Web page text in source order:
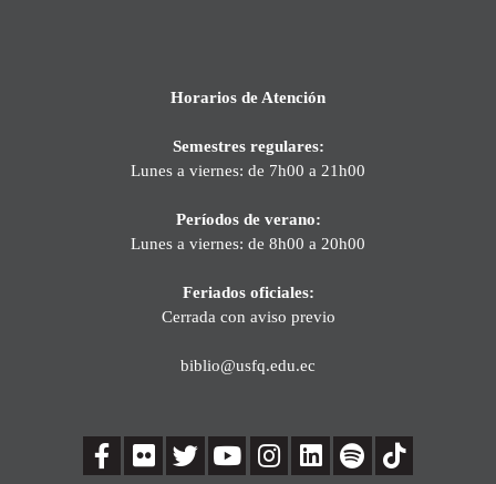
Horarios de Atención
Semestres regulares:
Lunes a viernes: de 7h00 a 21h00
Períodos de verano:
Lunes a viernes: de 8h00 a 20h00
Feriados oficiales:
Cerrada con aviso previo
biblio@usfq.edu.ec